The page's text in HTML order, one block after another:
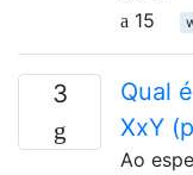
15
3
Qual
XxY
Ao